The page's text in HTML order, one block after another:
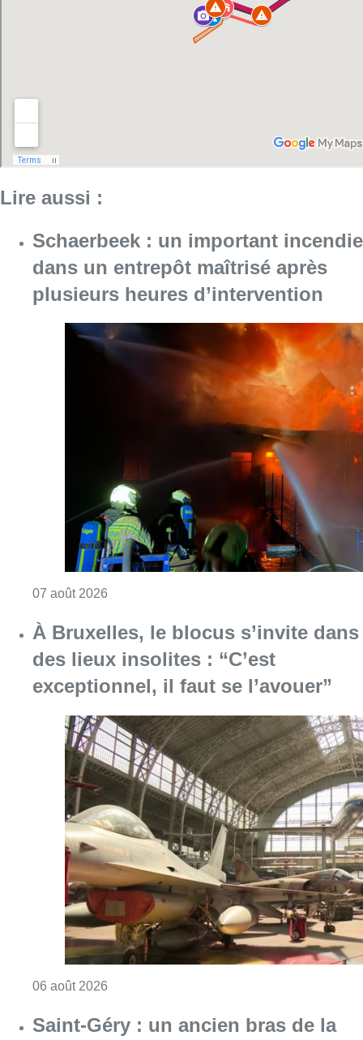
Lire aussi :
Schaerbeek : un important incendie
dans un entrepôt maîtrisé après
plusieurs heures d’intervention
07 août 2026
À Bruxelles, le blocus s’invite dans
des lieux insolites : “C’est
exceptionnel, il faut se l’avouer”
06 août 2026
Saint-Géry : un ancien bras de la